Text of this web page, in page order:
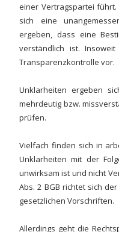
einer Vertragspartei führt.
sich eine
ergeben, dass eine
verständlich ist.
Transparenzkontrolle vor.
Unklarheiten ergeben
mehrdeutig bzw.
prüfen.
Vielfach finden sich in
Unklarheiten mit der
unwirksam ist und nicht
Abs. 2 BGB richtet sich
gesetzlichen Vorschriften.
Allerdings geht die